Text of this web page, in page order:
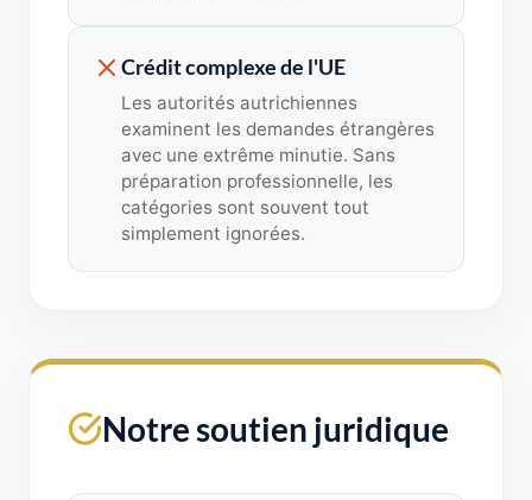
Crédit complexe de l'UE
Les autorités autrichiennes
examinent les demandes étrangères
avec une extrême minutie. Sans
préparation professionnelle, les
catégories sont souvent tout
simplement ignorées.
Notre soutien juridique